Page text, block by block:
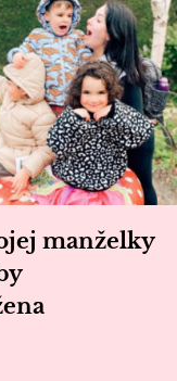
manželky